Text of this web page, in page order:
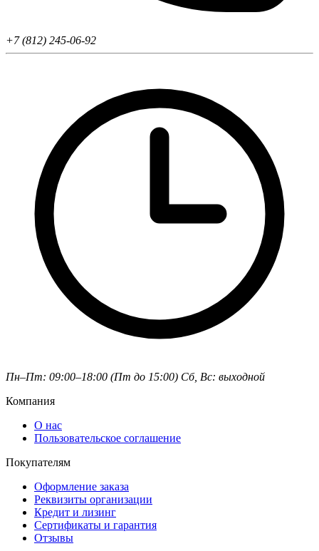
+7 (812) 245-06-92
Пн–Пт: 09:00–18:00 (Пт до 15:00) Сб, Вс: выходной
Компания
О нас
Пользовательское соглашение
Покупателям
Оформление заказа
Реквизиты организации
Кредит и лизинг
Сертификаты и гарантия
Отзывы